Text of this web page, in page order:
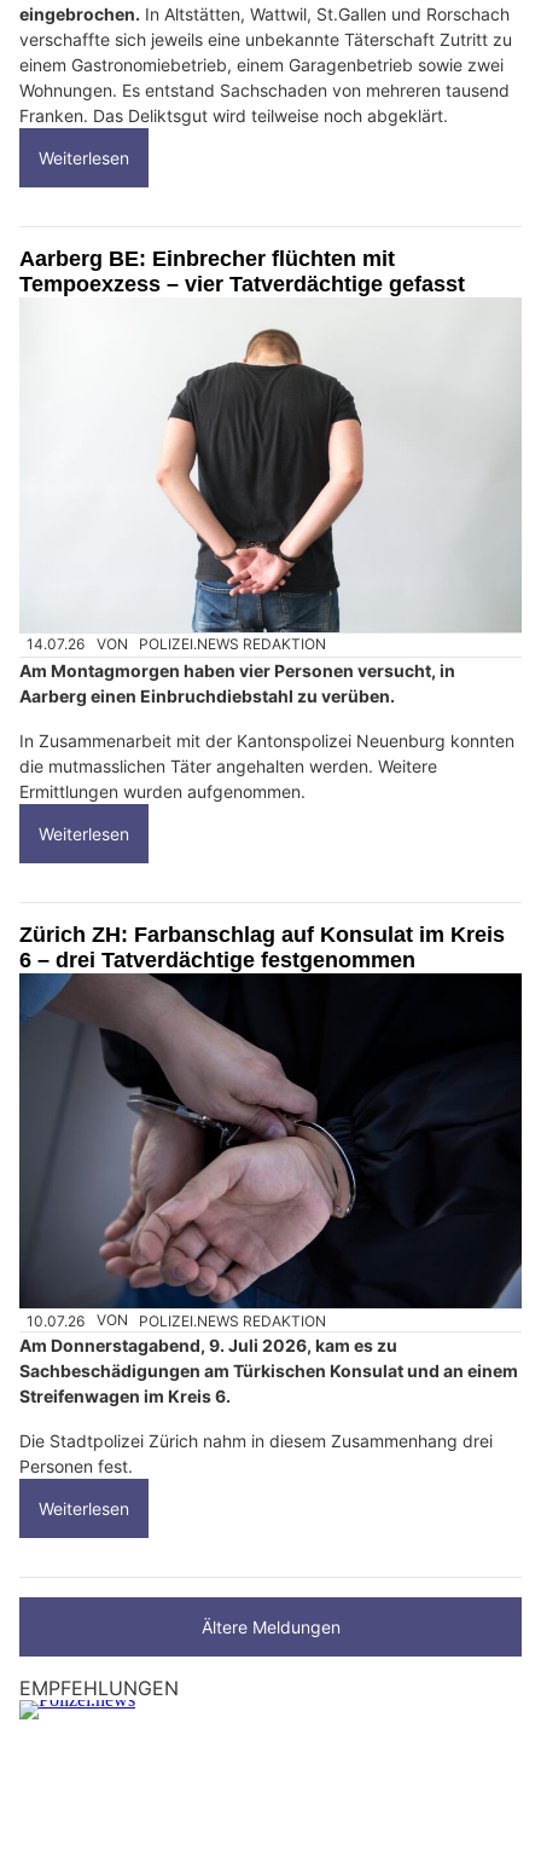
eingebrochen. In Altstätten, Wattwil, St.Gallen und Rorschach
verschaffte sich jeweils eine unbekannte Täterschaft Zutritt zu
einem Gastronomiebetrieb, einem Garagenbetrieb sowie zwei
Wohnungen. Es entstand Sachschaden von mehreren tausend
Franken. Das Deliktsgut wird teilweise noch abgeklärt.
Weiterlesen
Aarberg BE: Einbrecher flüchten mit
Tempoexzess – vier Tatverdächtige gefasst
14.07.26 VON POLIZEI.NEWS REDAKTION
Am Montagmorgen haben vier Personen versucht, in
Aarberg einen Einbruchdiebstahl zu verüben.
In Zusammenarbeit mit der Kantonspolizei Neuenburg konnten
die mutmasslichen Täter angehalten werden. Weitere
Ermittlungen wurden aufgenommen.
Weiterlesen
Zürich ZH: Farbanschlag auf Konsulat im Kreis
6 – drei Tatverdächtige festgenommen
10.07.26 VON POLIZEI.NEWS REDAKTION
Am Donnerstagabend, 9. Juli 2026, kam es zu
Sachbeschädigungen am Türkischen Konsulat und an einem
Streifenwagen im Kreis 6.
Die Stadtpolizei Zürich nahm in diesem Zusammenhang drei
Personen fest.
Weiterlesen
Ältere Meldungen
EMPFEHLUNGEN